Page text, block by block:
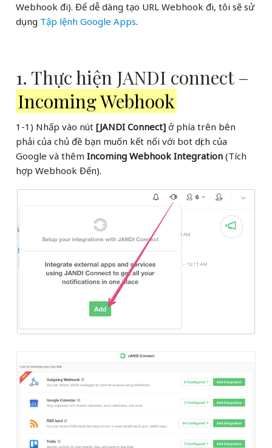
Webhook đi). Để dễ dàng tạo URL Webhook đi, tôi sẽ sử
dụng Tập lệnh Google Apps.
1. Thực hiện JANDI connect –
Incoming Webhook
1-1) Nhấp vào nút[JANDI Connect] ở phía trên bên
phải của chủ đề bạn muốn kết nối với bot dịch của
Google và thêmIncoming Webhook Integration(Tích
hợp Webhook Đến).